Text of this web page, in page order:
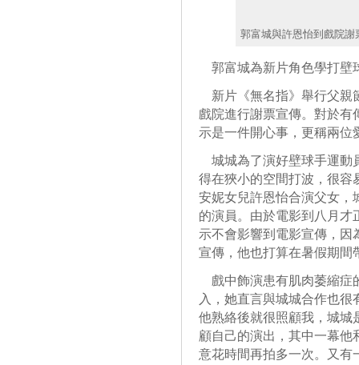
郭富城與許恩怡到戲院謝
郭富城為新片角色學打壁
新片《無名指》舉行父親
戲院進行謝票宣傳。對於有
示是一件開心事，更稱兩位
城城為了演好壁球手運動
得在狹小的空間打波，很容
安妮女兒許恩怡合演父女，
的演員。由於電影到八月才
示不會影響到電影宣傳，因
宣傳，他也打算在暑假期間
戲中飾演患有肌肉萎縮症
入，她直言與城城合作也很
他熟絡後就很照顧我，城城
顧自己的演出，其中一幕他
意花時間再拍多一次。又有